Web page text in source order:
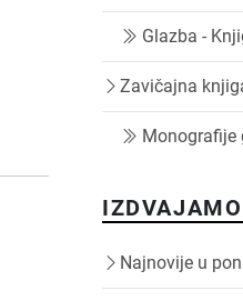
Glazba -
Zavičajna
Monografije
IZDVAJAMO
Najnovije u